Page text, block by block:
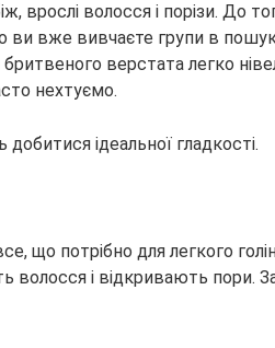
врослі волосся і порізи. До
ви вже вивчаєте групи в
бритвеного верстата легко
нехтуємо.
ідеальної гладкості.
що потрібно для легкого
волосся і відкривають пори.